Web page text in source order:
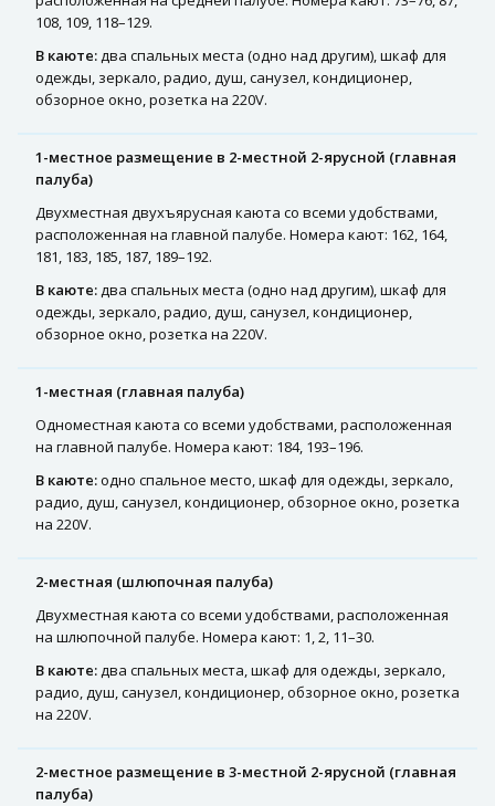
108, 109, 118–129.
В каюте:два спальных места (одно над другим), шкаф для
одежды, зеркало, радио, душ, санузел, кондиционер,
обзорное окно, розетка на 220V.
1-местное размещение в 2-местной 2-ярусной (главная
палуба)
Двухместная двухъярусная каюта со всеми удобствами,
расположенная на главной палубе. Номера кают: 162, 164,
181, 183, 185, 187, 189–192.
В каюте:два спальных места (одно над другим), шкаф для
одежды, зеркало, радио, душ, санузел, кондиционер,
обзорное окно, розетка на 220V.
1-местная (главная палуба)
Одноместная каюта со всеми удобствами, расположенная
на главной палубе. Номера кают: 184, 193–196.
В каюте:одно спальное место, шкаф для одежды, зеркало,
радио, душ, санузел, кондиционер, обзорное окно, розетка
на 220V.
2-местная (шлюпочная палуба)
Двухместная каюта со всеми удобствами, расположенная
на шлюпочной палубе. Номера кают: 1, 2, 11–30.
В каюте:два спальных места, шкаф для одежды, зеркало,
радио, душ, санузел, кондиционер, обзорное окно, розетка
на 220V.
2-местное размещение в 3-местной 2-ярусной (главная
палуба)